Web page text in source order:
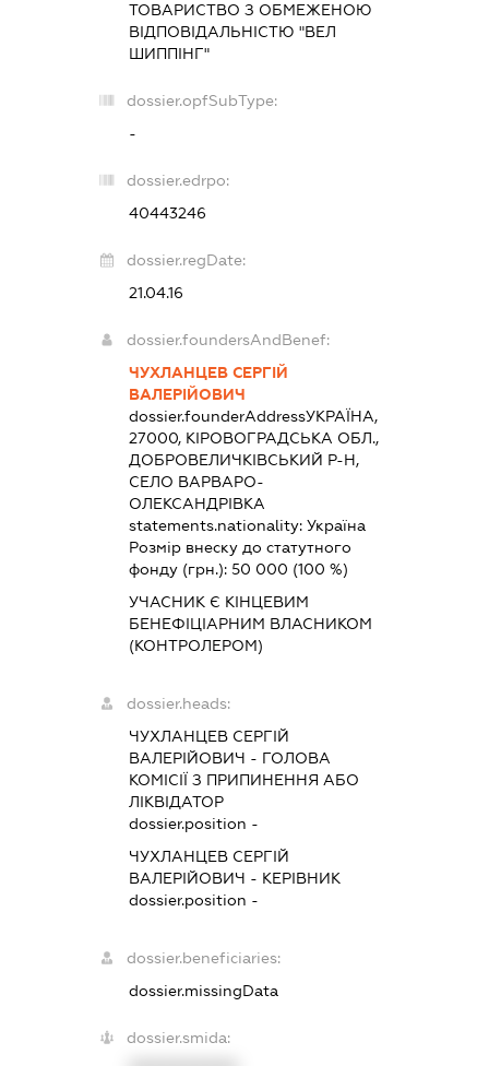
ТОВАРИСТВО З ОБМЕЖЕНОЮ
ВІДПОВІДАЛЬНІСТЮ "ВЕЛ
ШИППІНГ"
dossier.opfSubType:
-
dossier.edrpo:
40443246
dossier.regDate:
21.04.16
dossier.foundersAndBenef:
ЧУХЛАНЦЕВ СЕРГІЙ
ВАЛЕРІЙОВИЧ
dossier.founderAddressУКРАЇНА,
27000, КІРОВОГРАДСЬКА ОБЛ.,
ДОБРОВЕЛИЧКІВСЬКИЙ Р-Н,
СЕЛО ВАРВАРО-
ОЛЕКСАНДРІВКА
statements.nationality:Україна
Розмір внеску до статутного
фонду (грн.):50 000 (100 %)
УЧАСНИК Є КІНЦЕВИМ
БЕНЕФІЦІАРНИМ ВЛАСНИКОМ
(КОНТРОЛЕРОМ)
dossier.heads:
ЧУХЛАНЦЕВ СЕРГІЙ
ВАЛЕРІЙОВИЧ - ГОЛОВА
КОМІСІЇ З ПРИПИНЕННЯ АБО
ЛІКВІДАТОР
dossier.position -
ЧУХЛАНЦЕВ СЕРГІЙ
ВАЛЕРІЙОВИЧ - КЕРІВНИК
dossier.position -
dossier.beneficiaries:
dossier.missingData
dossier.smida: